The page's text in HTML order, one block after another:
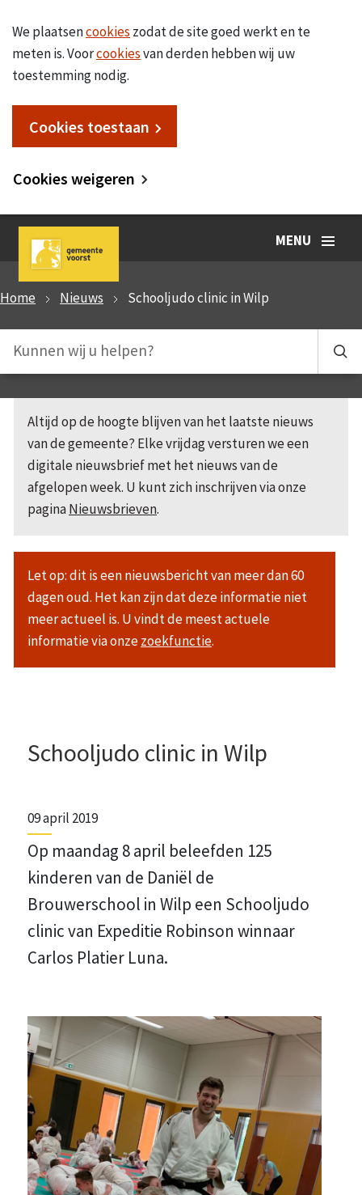
We plaatsencookies zodat de site goed werkt en te
meten is. Voorcookiesvan derden hebben wij uw
toestemming nodig.
Cookies toestaan
Cookies weigeren
MENU
Home Nieuws Schooljudo clinic in Wilp
Altijd op de hoogte blijven van het laatste nieuws
van de gemeente? Elke vrijdag versturen we een
digitale nieuwsbrief met het nieuws van de
afgelopen week. U kunt zich inschrijven via onze
paginaNieuwsbrieven.
Let op: dit is een nieuwsbericht van meer dan 60
dagen oud. Het kan zijn dat deze informatie niet
meer actueel is. U vindt de meest actuele
informatie via onzezoekfunctie.
Schooljudo clinic in Wilp
09 april 2019
Op maandag 8 april beleefden 125
kinderen van de Daniël de
Brouwerschool in Wilp een Schooljudo
clinic van Expeditie Robinson winnaar
Carlos Platier Luna.